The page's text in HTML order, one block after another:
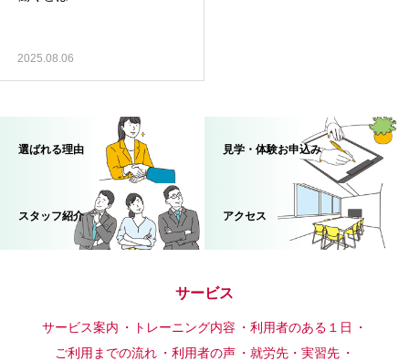
2025.08.06
選ばれる理由 見学・体験お申込み
スタッフ紹介 アクセス
サービス
サービス案内 トレーニング内容
利用者のある１日
ご利用までの流れ
利用者の声
就労先・実習先